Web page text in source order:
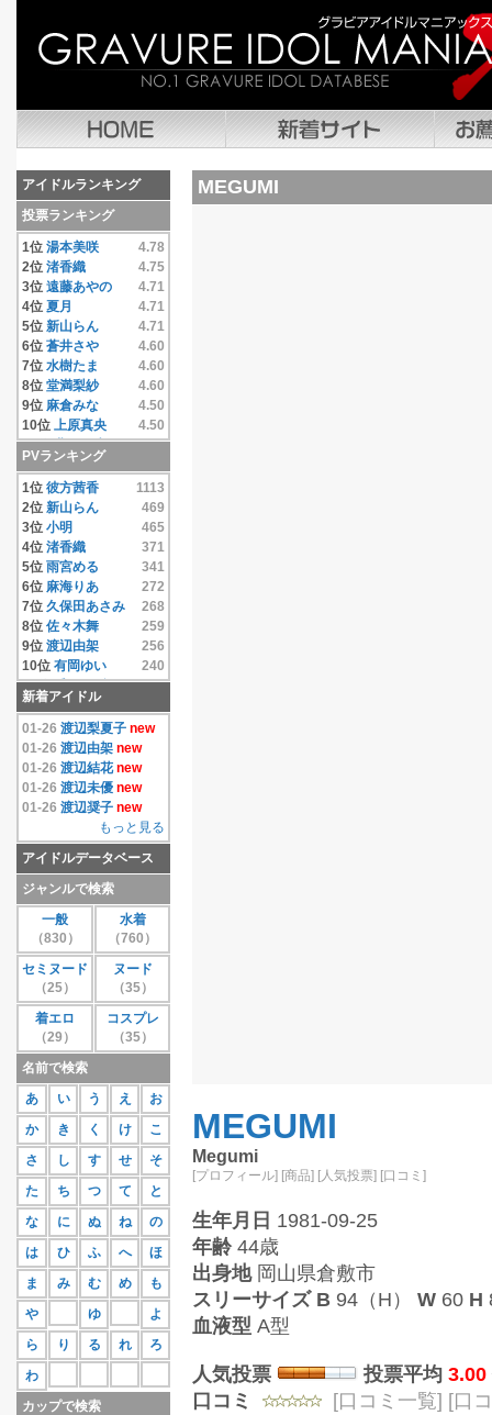
MEGUMI
MEGUMI
Megumi
[プロフィール] [商品] [人気投票] [口コミ]
生年月日 1981-09-25
年齢 44歳
出身地岡山県倉敷市
スリーサイズ B 94（H） W 60 H
血液型 A型
人気投票 投票平均 3.00
口コミ
[口コミ一覧] [口
アイドルランキング
投票ランキング
1位 湯本美咲
4.78
2位 渚香織
4.75
3位 遠藤あやの
4.71
4位 夏月
4.71
5位 新山らん
4.71
6位 蒼井さや
4.60
7位 水樹たま
4.60
8位 堂満梨紗
4.60
9位 麻倉みな
4.50
10位 上原真央
4.50
11位豊田果歩
4.50
12位 小池唯
13位彼方茜香
4.40
14位相澤仁美
4.33
15位相沢まき
4.33
16位逢沢りな
4.33
17位相原みぃ
4.33
18位相原美咲
4.33
19位秋元結衣
4.33
20位雨宮める
4.33
21位有岡ゆい
4.33
22位 安藤遥
4.33
23位いいむれまさき
24位生田善子
4.33
25位入矢麻衣
4.33
26位鵜飼りえ
4.33
27位蛯原天
4.33
28位和葉みれい
4.33
栗原みさ
4.33
30位末永みゆ
4.33
もっと見る
PVランキング
1位 彼方茜香
1113
2位 新山らん
469
3位 小明
465
4位 渚香織
371
5位 雨宮める
341
6位 麻海りあ
272
7位 久保田あさみ
268
8位 佐々木舞
259
9位 渡辺由架
256
10位 有岡ゆい
240
11位千原こずえ
237
12位 尾崎ナナ
13位片瀬桃
220
14位水樹たま
214
15位遠藤あやの
208
16位麻倉みな
171
17位上原真央
155
島本里沙
152
19位團遥香
147
20位安西かな
131
21位 芦田実沙寿
22位鮎川穂乃果
126
23位手束真知子
124
24位伊達あい
123
25位大崎由希
115
26位鈴木あきえ
115
27位蒼井さや
111
28位紗那
109
29位相原美咲
107
30位桜庭あつこ
もっと見る
新着アイドル
01-26 渡辺梨夏子 new
01-26 渡辺由架 new
01-26 渡辺結花 new
01-26 渡辺未優 new
01-26 渡辺奨子 new
もっと見る
アイドルデータベース
ジャンルで検索
一般
（830）
水着
（760）
セミヌード
（25）
ヌード
（35）
着エロ
（29）
コスプレ
（35）
名前で検索
あ
い う え
お
か
き く け
こ
さ
し す せ
そ
た
ち つ て
と
な
に ぬ ね
の
は
ひ ふ へ
ほ
ま
み む め
も
や
ゆ
よ
ら
り る れ
ろ
わ
カップで検索